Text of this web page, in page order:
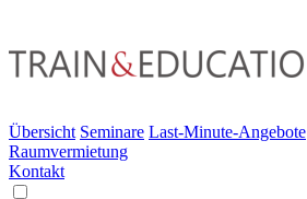
Übersicht Seminare Last-Minute-Angebote
Raumvermietung
Kontakt